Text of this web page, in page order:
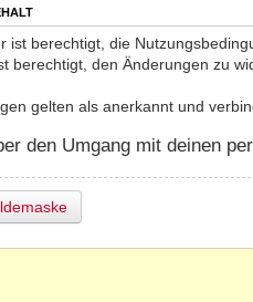
ist berechtigt, die
berechtigt, den Änderungen zu
gelten als anerkannt und
den Umgang mit deinen